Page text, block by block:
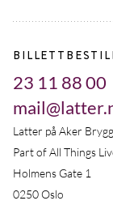
23 11 88 00
Latter på Aker
Part of All Things
Holmens Gate 1
0250 Oslo